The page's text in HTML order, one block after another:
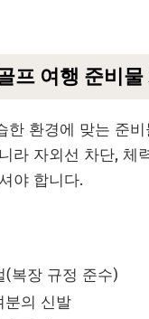
프 여행 준비
한 환경에 맞는 준
라 자외선 차단, 체
야 합니다.
(복장 규정 준수)
분의 신발